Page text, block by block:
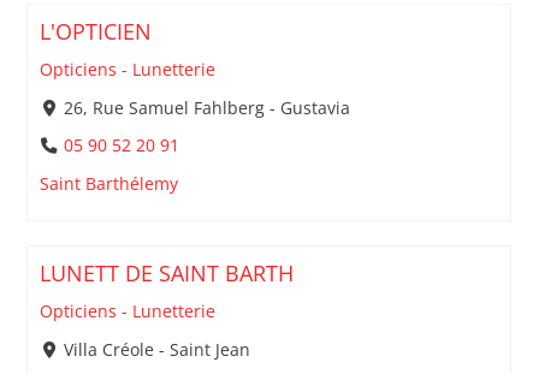
L'OPTICIEN
Opticiens - Lunetterie
26, Rue Samuel Fahlberg - Gustavia
05 90 52 20 91
Saint Barthélemy
LUNETT DE SAINT BARTH
Opticiens - Lunetterie
Villa Créole - Saint Jean